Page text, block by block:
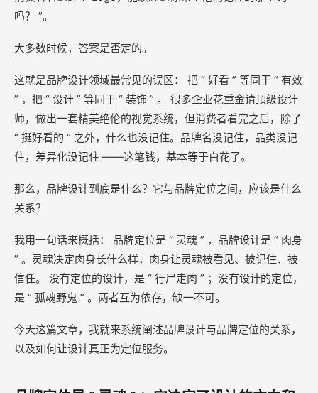
吗？ ”。
大多数时候，答案是否定的。
这就是品牌设计领域最常见的误区： 把 “ 好看 ” 等同于 “ 有效
” ，把 “ 设计 ” 等同于 “ 装饰 ” 。 很多企业花重金请顶级设计
师，做出一套精美绝伦的视觉系统，但消费者看完之后，除了
“ 挺好看的 ” 之外，什么也没记住。品牌名没记住，品类没记
住，差异化没记住 ——这笔钱，基本等于白花了。
那么，品牌设计到底是什么？它与品牌定位之间，应该是什么
关系？
我用一句话来概括： 品牌定位是 “ 灵魂 ” ，品牌设计是 “ 肉身
” 。灵魂决定肉身长什么样，肉身让灵魂被看见、被记住、被
信任。 没有定位的设计，是 “ 行尸走肉 ” ；没有设计的定位，
是 “ 孤魂野鬼 ” 。两者互为依存，缺一不可。
今天这篇文章，我就来系统阐述品牌设计与品牌定位的关系，
以及如何让设计真正为定位服务。